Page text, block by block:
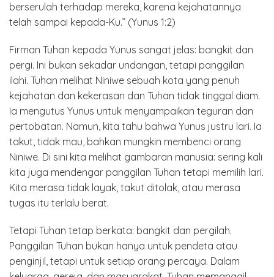
berserulah terhadap mereka, karena kejahatannya
telah sampai kepada-Ku.” (Yunus 1:2)
Firman Tuhan kepada Yunus sangat jelas: bangkit dan
pergi. Ini bukan sekadar undangan, tetapi panggilan
ilahi. Tuhan melihat Niniwe sebuah kota yang penuh
kejahatan dan kekerasan dan Tuhan tidak tinggal diam.
Ia mengutus Yunus untuk menyampaikan teguran dan
pertobatan. Namun, kita tahu bahwa Yunus justru lari. Ia
takut, tidak mau, bahkan mungkin membenci orang
Niniwe. Di sini kita melihat gambaran manusia: sering kali
kita juga mendengar panggilan Tuhan tetapi memilih lari.
Kita merasa tidak layak, takut ditolak, atau merasa
tugas itu terlalu berat.
Tetapi Tuhan tetap berkata: bangkit dan pergilah.
Panggilan Tuhan bukan hanya untuk pendeta atau
penginjil, tetapi untuk setiap orang percaya. Dalam